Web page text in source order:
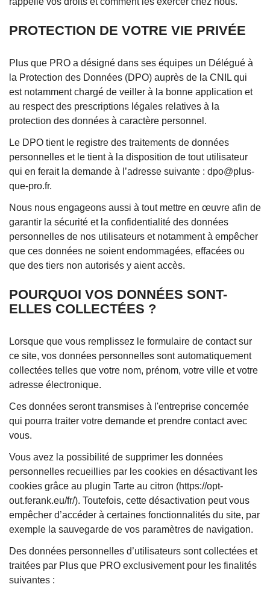
PROTECTION DE VOTRE VIE PRIVÉE
Plus que PRO a désigné dans ses équipes un Délégué à
la Protection des Données (DPO) auprès de la CNIL qui
est notamment chargé de veiller à la bonne application et
au respect des prescriptions légales relatives à la
protection des données à caractère personnel.
Le DPO tient le registre des traitements de données
personnelles et le tient à la disposition de tout utilisateur
qui en ferait la demande à l’adresse suivante : dpo@plus-
que-pro.fr.
Nous nous engageons aussi à tout mettre en œuvre afin de
garantir la sécurité et la confidentialité des données
personnelles de nos utilisateurs et notamment à empêcher
que ces données ne soient endommagées, effacées ou
que des tiers non autorisés y aient accès.
POURQUOI VOS DONNÉES SONT-
ELLES COLLECTÉES ?
Lorsque que vous remplissez le formulaire de contact sur
ce site, vos données personnelles sont automatiquement
collectées telles que votre nom, prénom, votre ville et votre
adresse électronique.
Ces données seront transmises à l'entreprise concernée
qui pourra traiter votre demande et prendre contact avec
vous.
Vous avez la possibilité de supprimer les données
personnelles recueillies par les cookies en désactivant les
cookies grâce au plugin Tarte au citron (https://opt-
out.ferank.eu/fr/). Toutefois, cette désactivation peut vous
empêcher d’accéder à certaines fonctionnalités du site, par
exemple la sauvegarde de vos paramètres de navigation.
Des données personnelles d’utilisateurs sont collectées et
traitées par Plus que PRO exclusivement pour les finalités
suivantes :